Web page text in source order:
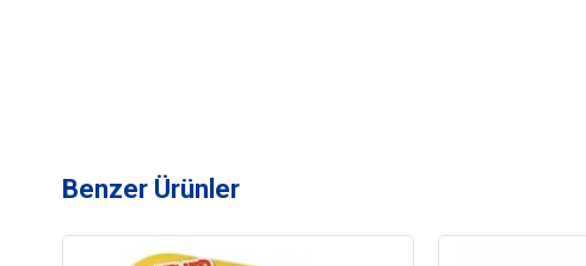
Benzer Ürünler